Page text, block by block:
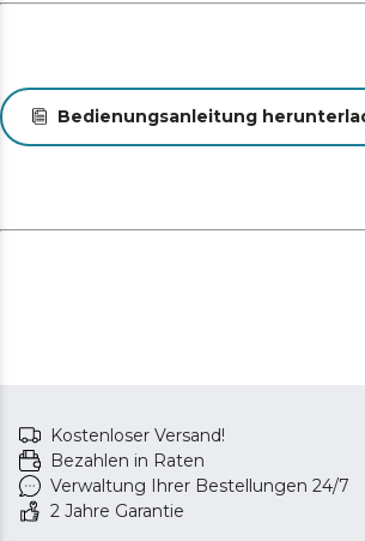
Individuelles Design: Die Matratze ist
erhältlich, um sie an Ihre Bedürfnisse
Bedienungsanleitung
Kostenloser Versand!
Bezahlen in Raten
Verwaltung Ihrer Bestellungen 24/7
2 Jahre Garantie